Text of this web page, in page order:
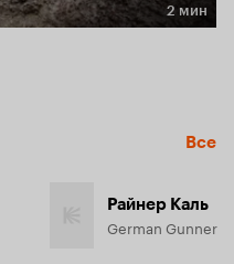
2 мин
Все
Райнер Каль
German Gunner